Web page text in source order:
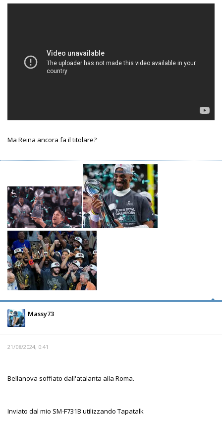
Ma Reina ancora fa il titolare?
Massy73
21/08/2024, 0:41
Bellanova soffiato dall'atalanta alla Roma.
Inviato dal mio SM-F731B utilizzando Tapatalk